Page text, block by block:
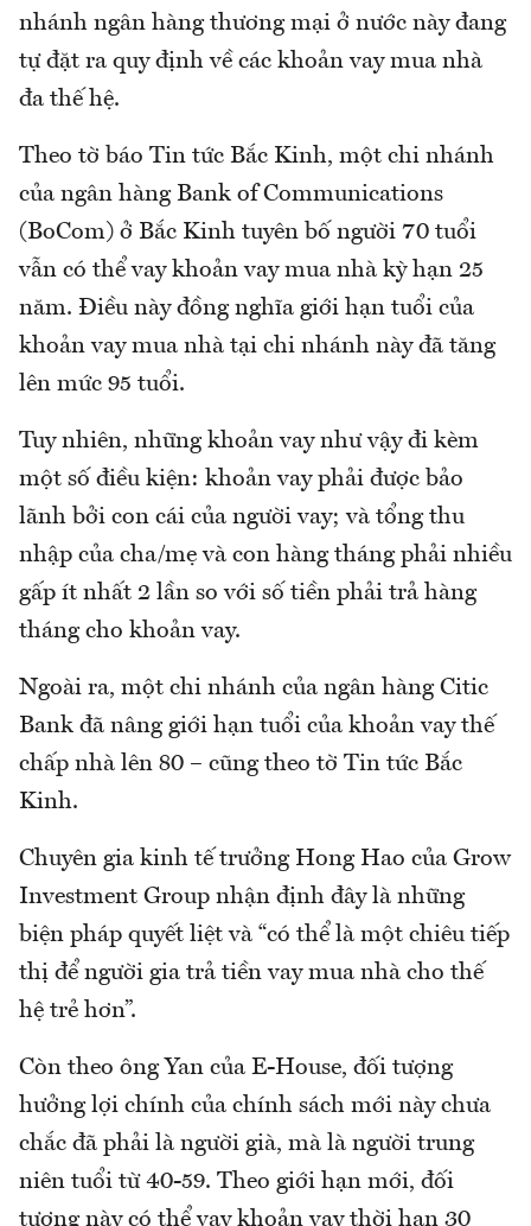
nhánh ngân hàng thương mại ở nước này đang
tự đặt ra quy định về các khoản vay mua nhà
đa thế hệ.
Theo tờ báo Tin tức Bắc Kinh, một chi nhánh
của ngân hàng Bank of Communications
(BoCom) ở Bắc Kinh tuyên bố người 70 tuổi
vẫn có thể vay khoản vay mua nhà kỳ hạn 25
năm. Điều này đồng nghĩa giới hạn tuổi của
khoản vay mua nhà tại chi nhánh này đã tăng
lên mức 95 tuổi.
Tuy nhiên, những khoản vay như vậy đi kèm
một số điều kiện: khoản vay phải được bảo
lãnh bởi con cái của người vay; và tổng thu
nhập của cha/mẹ và con hàng tháng phải nhiều
gấp ít nhất 2 lần so với số tiền phải trả hàng
tháng cho khoản vay.
Ngoài ra, một chi nhánh của ngân hàng Citic
Bank đã nâng giới hạn tuổi của khoản vay thế
chấp nhà lên 80 – cũng theo tờ Tin tức Bắc
Kinh.
Chuyên gia kinh tế trưởng Hong Hao của Grow
Investment Group nhận định đây là những
biện pháp quyết liệt và “có thể là một chiêu tiếp
thị để người gia trả tiền vay mua nhà cho thế
hệ trẻ hơn”.
Còn theo ông Yan của E-House, đối tượng
hưởng lợi chính của chính sách mới này chưa
chắc đã phải là người già, mà là người trung
niên tuổi từ 40-59. Theo giới hạn mới, đối
tượng này có thể vay khoản vay thời hạn 30